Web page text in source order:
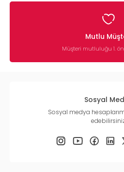
Mutlu
Müşteri mutluluğu 1.
Sosyal
Sosyal medya